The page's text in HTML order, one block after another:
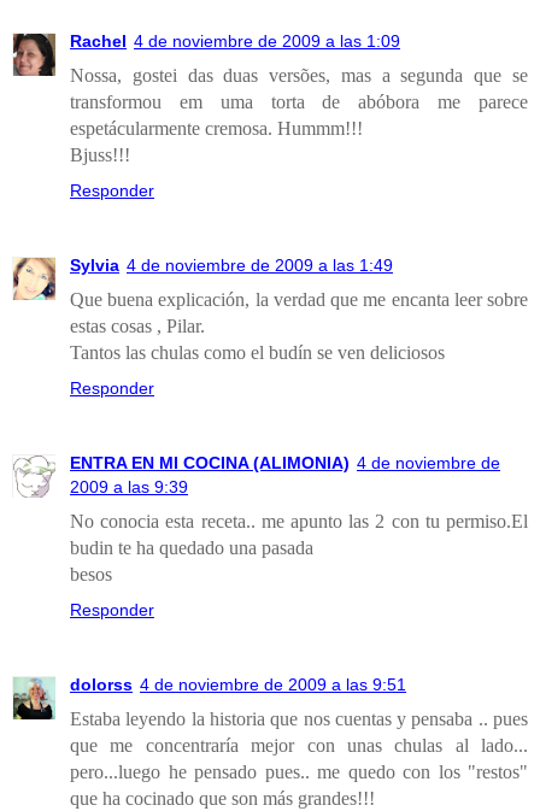
Rachel 4 de noviembre de 2009 a las 1:09
Nossa, gostei das duas versões, mas a segunda que se
transformou em uma torta de abóbora me parece
espetácularmente cremosa. Hummm!!!
Bjuss!!!
Responder
Sylvia 4 de noviembre de 2009 a las 1:49
Que buena explicación, la verdad que me encanta leer sobre
estas cosas , Pilar.
Tantos las chulas como el budín se ven deliciosos
Responder
ENTRA EN MI COCINA (ALIMONIA) 4 de noviembre de
2009 a las 9:39
No conocia esta receta.. me apunto las 2 con tu permiso.El
budin te ha quedado una pasada
besos
Responder
dolorss 4 de noviembre de 2009 a las 9:51
Estaba leyendo la historia que nos cuentas y pensaba .. pues
que me concentraría mejor con unas chulas al lado...
pero...luego he pensado pues.. me quedo con los "restos"
que ha cocinado que son más grandes!!!